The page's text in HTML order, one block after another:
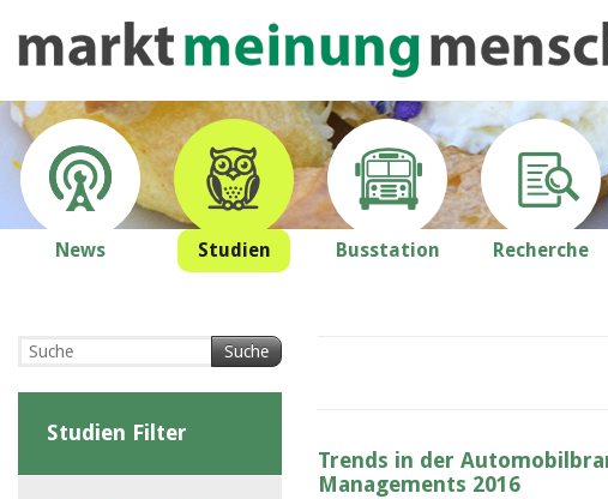
News Studien Busstation Recherche
Trends in der
Managements 2016
Suche
Studien Filter